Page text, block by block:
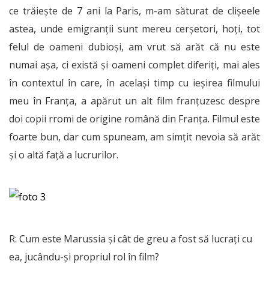
ce trăiește de 7 ani la Paris, m-am săturat de clișeele
astea, unde emigranții sunt mereu cerșetori, hoți, tot
felul de oameni dubioși, am vrut să arăt că nu este
numai așa, ci există și oameni complet diferiți, mai ales
în contextul în care, în același timp cu ieșirea filmului
meu în Franța, a apărut un alt film franțuzesc despre
doi copii rromi de origine română din Franța. Filmul este
foarte bun, dar cum spuneam, am simțit nevoia să arăt
și o altă față a lucrurilor.
R: Cum este Marussia și cât de greu a fost să lucrați cu
ea, jucându-și propriul rol în film?